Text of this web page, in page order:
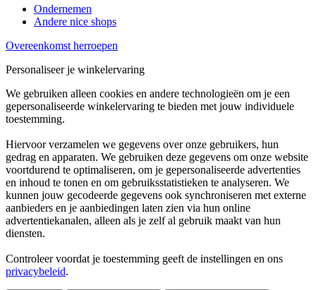
Ondernemen
Andere nice shops
Overeenkomst herroepen
Personaliseer je winkelervaring
We gebruiken alleen cookies en andere technologieën om je een
gepersonaliseerde winkelervaring te bieden met jouw individuele
toestemming.
Hiervoor verzamelen we gegevens over onze gebruikers, hun
gedrag en apparaten. We gebruiken deze gegevens om onze website
voortdurend te optimaliseren, om je gepersonaliseerde advertenties
en inhoud te tonen en om gebruiksstatistieken te analyseren. We
kunnen jouw gecodeerde gegevens ook synchroniseren met externe
aanbieders en je aanbiedingen laten zien via hun online
advertentiekanalen, alleen als je zelf al gebruik maakt van hun
diensten.
Controleer voordat je toestemming geeft de instellingen en ons
privacybeleid.